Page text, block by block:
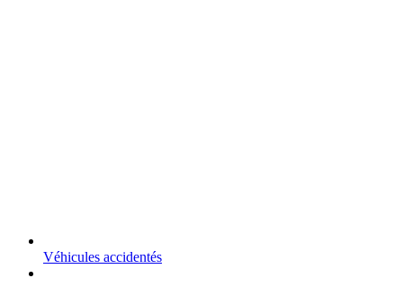
Véhicules accidentés